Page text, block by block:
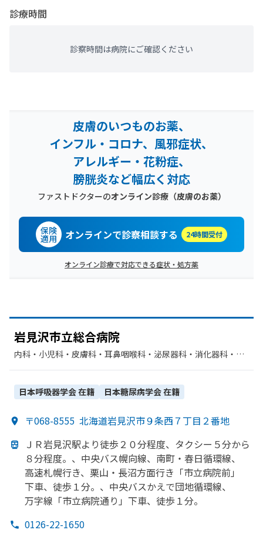
診療時間
診察時間は病院にご確認ください
皮膚のいつものお薬、
インフル・コロナ、風邪症状、
アレルギー・花粉症、
膀胱炎など幅広く対応
ファストドクターのオンライン診療（皮膚のお薬）
保険
適用 オンラインで診察相談する 24時間受付
オンライン診療で対応できる症状・処方薬
岩見沢市立総合病院
内科・​小児科・​皮膚科・​耳鼻咽喉科・​泌尿器科・​消化器科・​呼
科・​循環器科・​乳腺外科・​人工透析・​リハビリテーション・​歯
日本呼吸器学会在籍 日本糖尿病学会在籍
〒068-8555 北海道岩見沢市９条西７丁目２番地
ＪＲ岩見沢駅より徒歩２０分程度、 タクシー５分から
８分程度。、 中央バス幌向線、 南町・春日循環線、
高速札幌行き、 栗山・長沼方面行き 「市立病院前」
下車、 徒歩１分。、 中央バスかえで団地循環線、
万字線 「市立病院通り」下車、 徒歩１分。
0126-22-1650